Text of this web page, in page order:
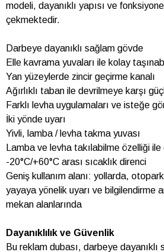
modeli, dayanıklı yapısı ve
çekmektedir.
Darbeye dayanıklı sağlam gövde
Elle kavrama yuvaları ile kolay
Yan yüzeylerde zincir geçirme kanalı
Ağırlıklı taban ile devrilmeye karşı
Farklı levha uygulamaları ve isteğe
İki yönde uyarı
Yivli, lamba / levha takma yuvası
Lamba ve levha takılabilme özelliği ile
-20°C/+60°C arası sıcaklık direnci
Geniş kullanım alanı: yollarda,
yayaya yönelik uyarı ve bilgilendirme
mekan alanlarında
Dayanıklılık ve Güvenlik
Bu reklam dubası, darbeye